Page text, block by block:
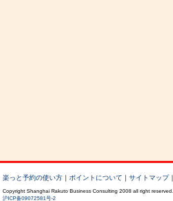
楽っと予約の使い方 ｜ ポイントについて ｜ サイトマップ｜
Copyright Shanghai Rakuto Business Consulting 2008 all right reserved.
沪ICP备09072581号-2